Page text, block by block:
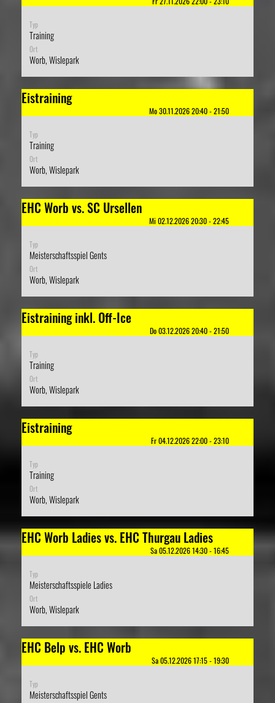
Typ
Training
Ort
Worb, Wislepark
Eistraining
Mo 30.11.2026 20:40 - 21:50
Typ
Training
Ort
Worb, Wislepark
EHC Worb vs. SC Ursellen
Mi 02.12.2026 20:30 - 22:45
Typ
Meisterschaftsspiel Gents
Ort
Worb, Wislepark
Eistraining inkl. Off-Ice
Do 03.12.2026 20:40 - 21:50
Typ
Training
Ort
Worb, Wislepark
Eistraining
Fr 04.12.2026 22:00 - 23:10
Typ
Training
Ort
Worb, Wislepark
EHC Worb Ladies vs. EHC Thurgau Ladies
Sa 05.12.2026 14:30 - 16:45
Typ
Meisterschaftsspiele Ladies
Ort
Worb, Wislepark
EHC Belp vs. EHC Worb
Sa 05.12.2026 17:15 - 19:30
Typ
Meisterschaftsspiel Gents